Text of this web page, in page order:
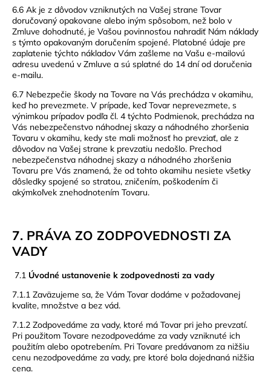
6.6 Ak je z dôvodov vzniknutých na Vašej strane Tovar
doručovaný opakovane alebo iným spôsobom, než bolo v
Zmluve dohodnuté, je Vašou povinnosťou nahradiť Nám náklady
s týmto opakovaným doručením spojené. Platobné údaje pre
zaplatenie týchto nákladov Vám zašleme na Vašu e-mailovú
adresu uvedenú v Zmluve a sú splatné do 14 dní od doručenia
e-mailu.
6.7 Nebezpečie škody na Tovare na Vás prechádza v okamihu,
keď ho prevezmete. V prípade, keď Tovar neprevezmete, s
výnimkou prípadov podľa čl. 4 týchto Podmienok, prechádza na
Vás nebezpečenstvo náhodnej skazy a náhodného zhoršenia
Tovaru v okamihu, kedy ste mali možnosť ho prevziať, ale z
dôvodov na Vašej strane k prevzatiu nedošlo. Prechod
nebezpečenstva náhodnej skazy a náhodného zhoršenia
Tovaru pre Vás znamená, že od tohto okamihu nesiete všetky
dôsledky spojené so stratou, zničením, poškodením či
akýmkoľvek znehodnotením Tovaru.
7. PRÁVA ZO ZODPOVEDNOSTI ZA
VADY
7.1 Úvodné ustanovenie k zodpovednosti za vady
7.1.1 Zaväzujeme sa, že Vám Tovar dodáme v požadovanej
kvalite, množstve a bez vád.
7.1.2 Zodpovedáme za vady, ktoré má Tovar pri jeho prevzatí.
Pri použitom Tovare nezodpovedáme za vady vzniknuté ich
použitím alebo opotrebením. Pri Tovare predávanom za nižšiu
cenu nezodpovedáme za vady, pre ktoré bola dojednaná nižšia
cena.